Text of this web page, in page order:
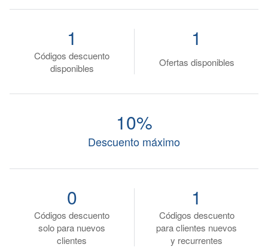
Códigos descuento
disponibles
1
Ofertas disponibles
1
Descuento máximo
10%
Códigos descuento
solo para nuevos
clientes
0
Códigos descuento
para clientes nuevos
y recurrentes
1